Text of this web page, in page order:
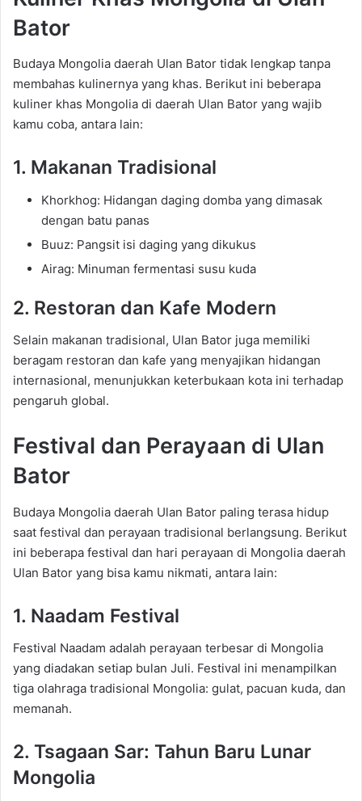
Bator
Budaya Mongolia daerah Ulan Bator tidak lengkap tanpa
membahas kulinernya yang khas. Berikut ini beberapa
kuliner khas Mongolia di daerah Ulan Bator yang wajib
kamu coba, antara lain:
1. Makanan Tradisional
Khorkhog: Hidangan daging domba yang dimasak
dengan batu panas
Buuz: Pangsit isi daging yang dikukus
Airag: Minuman fermentasi susu kuda
2. Restoran dan Kafe Modern
Selain makanan tradisional, Ulan Bator juga memiliki
beragam restoran dan kafe yang menyajikan hidangan
internasional, menunjukkan keterbukaan kota ini terhadap
pengaruh global.
Festival dan Perayaan di Ulan
Bator
Budaya Mongolia daerah Ulan Bator paling terasa hidup
saat festival dan perayaan tradisional berlangsung. Berikut
ini beberapa festival dan hari perayaan di Mongolia daerah
Ulan Bator yang bisa kamu nikmati, antara lain:
1. Naadam Festival
Festival Naadam adalah perayaan terbesar di Mongolia
yang diadakan setiap bulan Juli. Festival ini menampilkan
tiga olahraga tradisional Mongolia: gulat, pacuan kuda, dan
memanah.
2. Tsagaan Sar: Tahun Baru Lunar
Mongolia